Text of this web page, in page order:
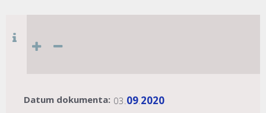
Datum dokumenta: 03.09.2020